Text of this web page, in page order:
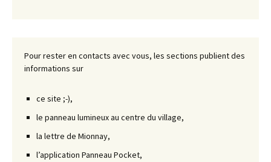
Pour rester en contacts avec vous, les sections publient des
informations sur
ce site ;-),
le panneau lumineux au centre du village,
la lettre de Mionnay,
l’application Panneau Pocket,